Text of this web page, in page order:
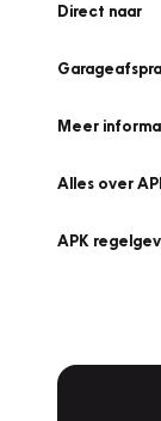
Direct naar
Meer
Alles over
APK